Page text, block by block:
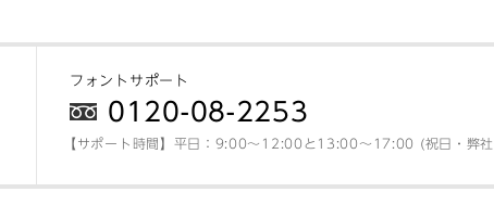
フォントサポート
0120-08-2253
【サポート時間】平日：9:00～12:00と13:00～17:00 (祝日・弊社